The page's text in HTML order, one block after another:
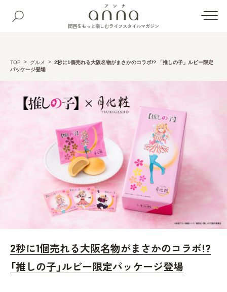
関西をもっと楽しむライフスタイルマガジン
TOP グルメ
2秒に1個売れる大阪名物がまさかのコラボ!? 「推しの子」ルビー限定
パッケージ登場
2秒に1個売れる大阪名物がまさかのコラボ!?
「推しの子」ルビー限定パッケージ登場